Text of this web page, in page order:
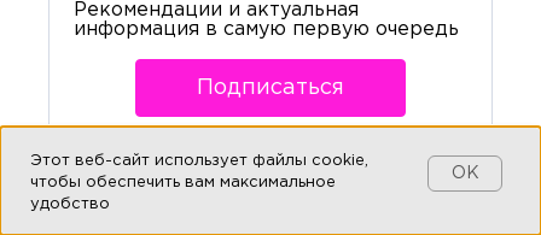
Рекомендации и актуальная
информация в самую первую очередь
Подписаться
Этот веб-сайт использует файлы cookie,
чтобы обеспечить вам максимальное
удобство
OK